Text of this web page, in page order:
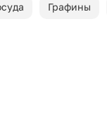
Графины